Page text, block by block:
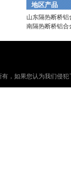
地区产品
山东隔热断桥铝
南隔热断桥铝合
，如果您认为我们侵